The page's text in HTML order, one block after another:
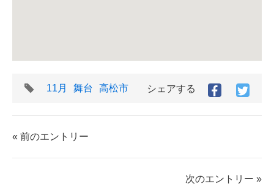
タ
11月 舞台 高松市 シェアする
Facebook
シ
す
シ
す
« 前のエントリー
次のエントリー »